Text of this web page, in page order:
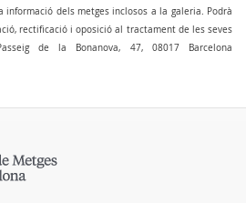
dels metges inclosos a la galeria. Podrà
rectificació i oposició al tractament de les seves
de la Bonanova, 47, 08017 Barcelona